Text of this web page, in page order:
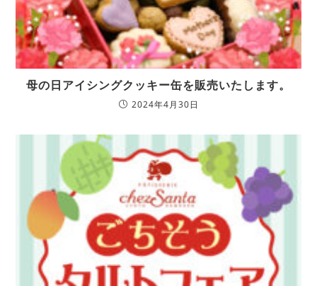
母の日アイシングクッキー缶を販売いたします。
2024年4月30日